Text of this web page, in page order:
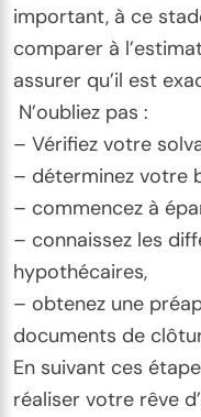
important, à ce
comparer à
assurer qu’il est
N’oubliez pas :
– Vérifiez votre
– déterminez votre
– commencez à
– connaissez les
hypothécaires,
– obtenez une
documents de
En suivant ces
réaliser votre rêve